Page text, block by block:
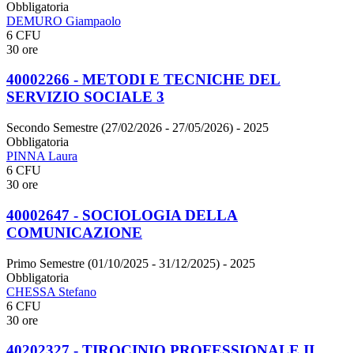
Obbligatoria
DEMURO Giampaolo
6 CFU
30 ore
40002266 - METODI E TECNICHE DEL
SERVIZIO SOCIALE 3
Secondo Semestre (27/02/2026 - 27/05/2026) - 2025
Obbligatoria
PINNA Laura
6 CFU
30 ore
40002647 - SOCIOLOGIA DELLA
COMUNICAZIONE
Primo Semestre (01/10/2025 - 31/12/2025) - 2025
Obbligatoria
CHESSA Stefano
6 CFU
30 ore